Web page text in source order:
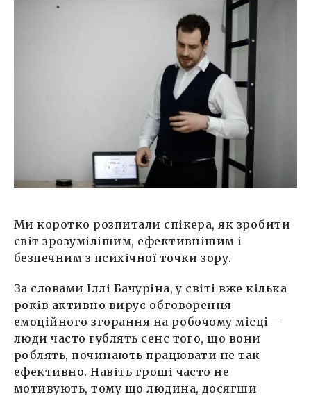
Ми коротко розпитали спікера, як зробити
світ зрозумілішим, ефективнішим і
безпечним з психічної точки зору.
За словами Іллі Бачуріна, у світі вже кілька
років активно вирує обговорення
емоційного згорання на робочому місці –
люди часто гублять сенс того, що вони
роблять, починають працювати не так
ефективно. Навіть гроші часто не
мотивують, тому що людина, досягши